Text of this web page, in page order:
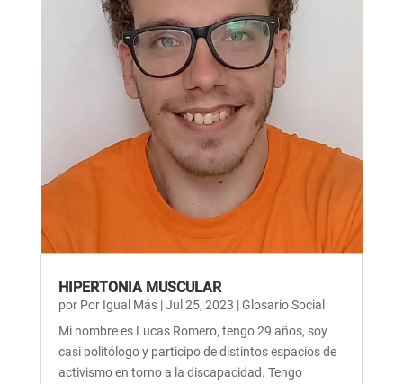
HIPERTONIA MUSCULAR
por Por Igual Más|Jul 25, 2023 |Glosario Social
Mi nombre es Lucas Romero, tengo 29 años, soy
casi politólogo y participo de distintos espacios de
activismo en torno a la discapacidad. Tengo